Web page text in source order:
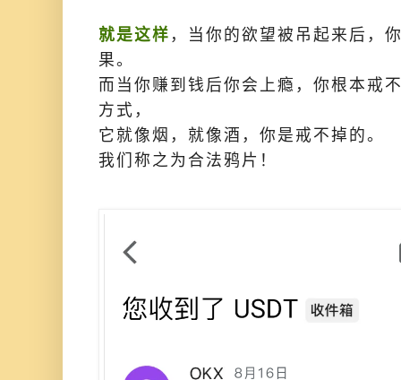
就是这样 ，当你的欲望被吊起来后，
果。
而当你赚到钱后你会上瘾，你根本戒
方式，
它就像烟，就像酒，你是戒不掉的。
我们称之为合法鸦片！